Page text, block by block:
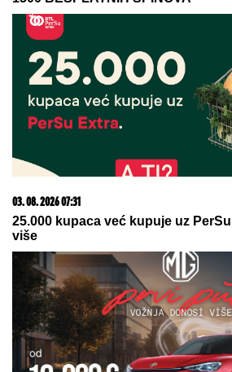
17. 07. 2026 09:41
Skoro svaka kuća u Jugoslaviji
danas vredi i do 2.000 evra: Mnogi
podrumu, a pojma nemaju kakvo
05. 08. 2026 13:39